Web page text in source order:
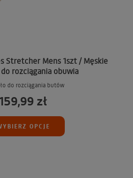
Stretcher Mens 1szt / Męskie
rozciągania obuwia
do rozciągania butów
159,99 zł
OPCJE